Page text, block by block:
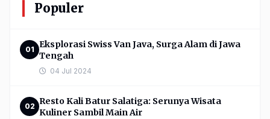
Populer
01 Eksplorasi Swiss Van Java, Surga Alam di Jawa
Tengah
04 Jul 2024
02 Resto Kali Batur Salatiga: Serunya Wisata
Kuliner Sambil Main Air